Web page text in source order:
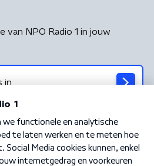
van NPO Radio 1 in jouw